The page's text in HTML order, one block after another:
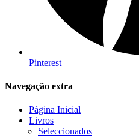
Pinterest
Navegação extra
Página Inicial
Livros
Seleccionados